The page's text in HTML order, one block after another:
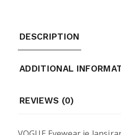
DESCRIPTION
ADDITIONAL
REVIEWS (0)